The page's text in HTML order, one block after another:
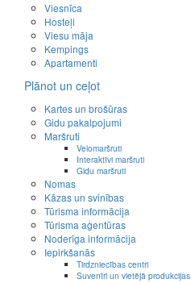
Viesnīca
Hosteļi
Viesu māja
Kempings
Apartamenti
Plānot un ceļot
Kartes un brošūras
Gidu pakalpojumi
Maršruti
Velomaršruti
Interaktīvi maršruti
Gidu maršruti
Nomas
Kāzas un svinības
Tūrisma informācija
Tūrisma aģentūras
Noderīga informācija
Iepirkšanās
Tirdzniecības centri
Suvenīri un vietējā produkcijas